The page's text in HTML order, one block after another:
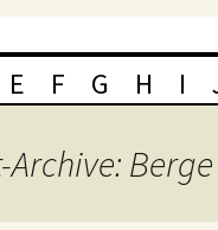
E F G H I
Berge